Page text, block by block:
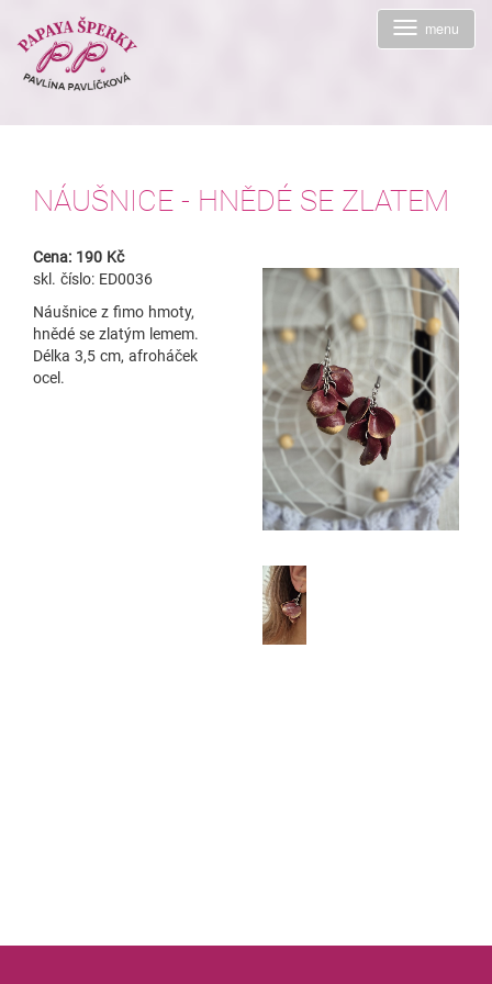
Toggle
navigation
menu
NÁUŠNICE - HNĚDÉ SE ZLATEM
Cena: 190 Kč
skl. číslo: ED0036
Náušnice z fimo hmoty,
hnědé se zlatým lemem.
Délka 3,5 cm, afroháček
ocel.